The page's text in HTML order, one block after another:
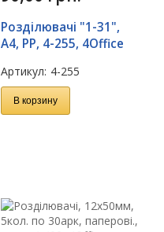
Розділювачі "1-31",
А4, PP, 4-255, 4Office
Артикул: 4-255
В корзину